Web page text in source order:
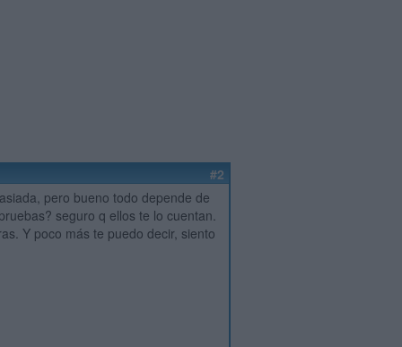
#2
pero bueno todo depende de
seguro q ellos te lo cuentan.
Y poco más te puedo decir, siento